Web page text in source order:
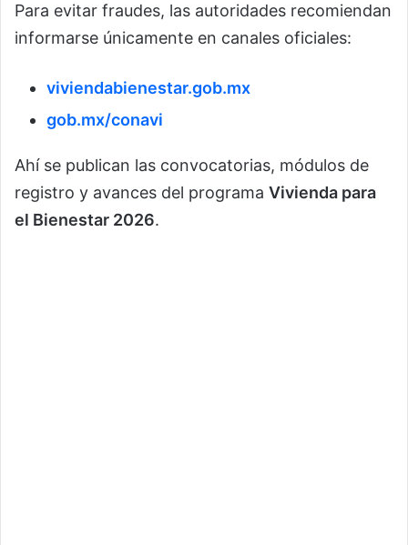
Para evitar fraudes, las autoridades recomiendan
informarse únicamente en canales oficiales:
viviendabienestar.gob.mx
gob.mx/conavi
Ahí se publican las convocatorias, módulos de
registro y avances del programa Vivienda para
el Bienestar 2026.